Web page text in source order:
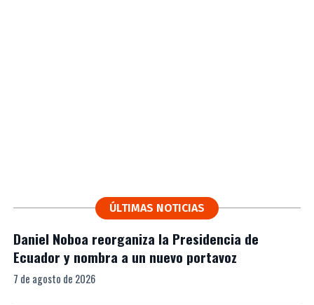
ÚLTIMAS NOTICIAS
Daniel Noboa reorganiza la Presidencia de
Ecuador y nombra a un nuevo portavoz
7 de agosto de 2026